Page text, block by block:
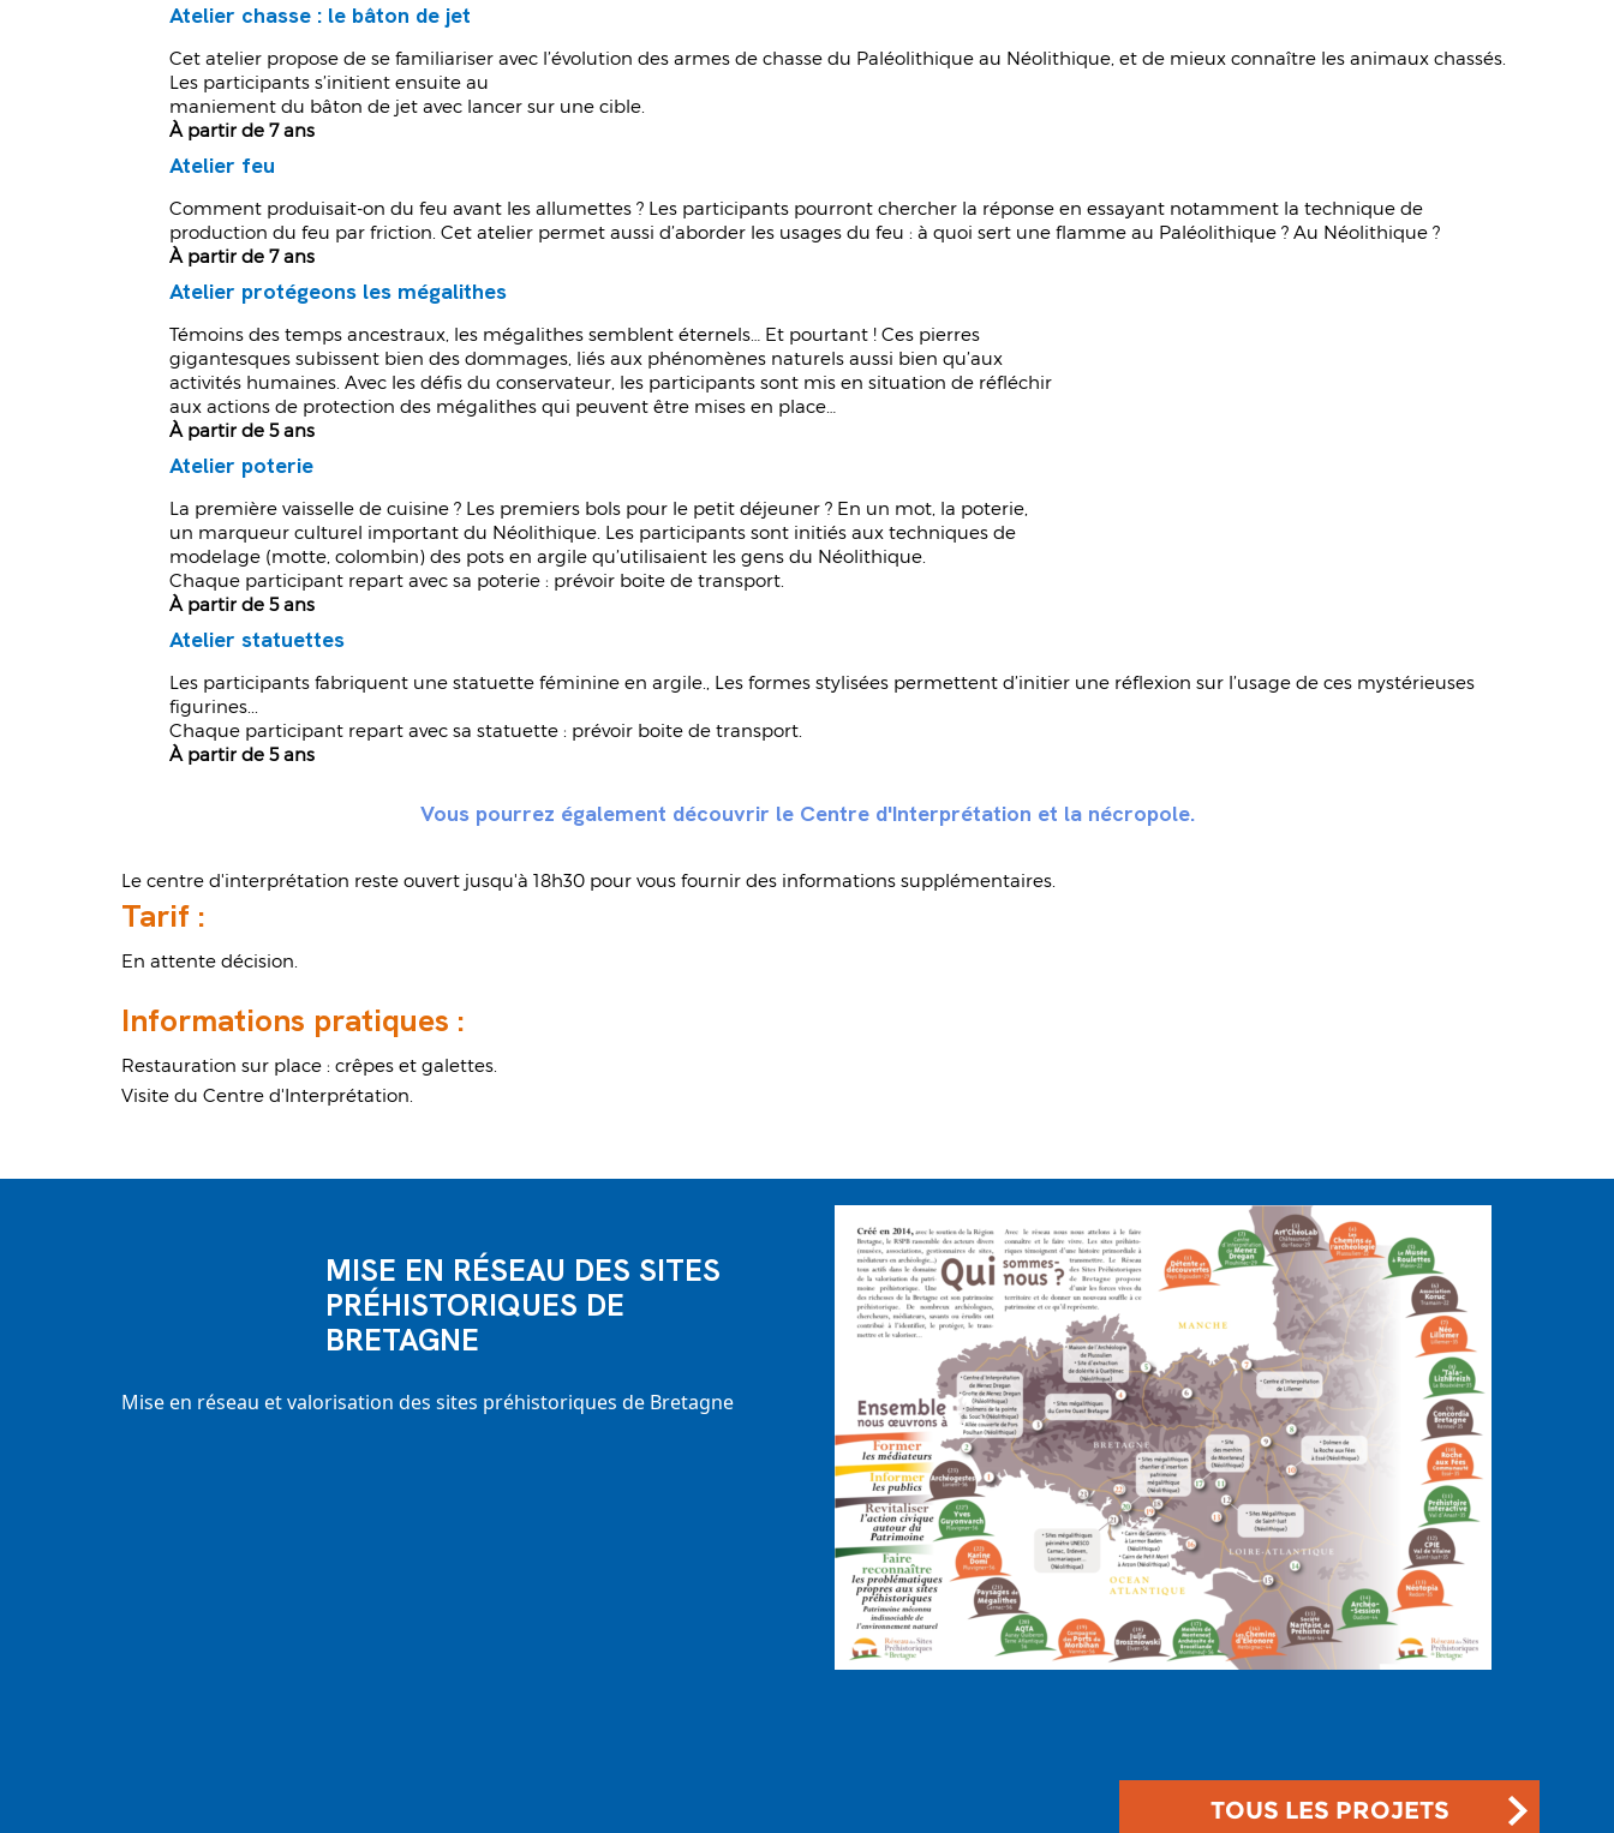
Atelier chasse : le bâton de jet
Cet atelier propose de se familiariser avec l’évolution des armes de chasse du Paléolithique au Néolithique, et de mieux connaître les animaux chassés.
Les participants s’initient ensuite au
maniement du bâton de jet avec lancer sur une cible.
À partir de 7 ans
Atelier feu
Comment produisait-on du feu avant les allumettes ? Les participants pourront chercher la réponse en essayant notamment la technique de
production du feu par friction. Cet atelier permet aussi d’aborder les usages du feu : à quoi sert une flamme au Paléolithique ? Au Néolithique ?
À partir de 7 ans
Atelier protégeons les mégalithes
Témoins des temps ancestraux, les mégalithes semblent éternels… Et pourtant ! Ces pierres
gigantesques subissent bien des dommages, liés aux phénomènes naturels aussi bien qu’aux
activités humaines. Avec les défis du conservateur, les participants sont mis en situation de réfléchir
aux actions de protection des mégalithes qui peuvent être mises en place…
À partir de 5 ans
Atelier poterie
La première vaisselle de cuisine ? Les premiers bols pour le petit déjeuner ? En un mot, la poterie,
un marqueur culturel important du Néolithique. Les participants sont initiés aux techniques de
modelage (motte, colombin) des pots en argile qu’utilisaient les gens du Néolithique.
Chaque participant repart avec sa poterie : prévoir boite de transport.
À partir de 5 ans
Atelier statuettes
Les participants fabriquent une statuette féminine en argile., Les formes stylisées permettent d’initier une réflexion sur l’usage de ces mystérieuses
figurines...
Chaque participant repart avec sa statuette : prévoir boite de transport.
À partir de 5 ans
Vous pourrez également découvrir le Centre d'Interprétation et la nécropole.
Le centre d'interprétation reste ouvert jusqu'à 18h30 pour vous fournir des informations supplémentaires.
Tarif :
En attente décision.
Informations pratiques :
Restauration sur place : crêpes et galettes.
Visite du Centre d'Interprétation.
MISE EN RÉSEAU DES SITES
PRÉHISTORIQUES DE
BRETAGNE
Mise en réseau et valorisation des sites préhistoriques de Bretagne
TOUS LES PROJETS